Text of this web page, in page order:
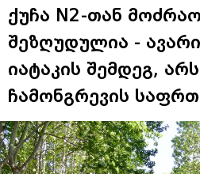
ქუჩა N2-თან
შეზღუდულია -
იატაკის შემდეგ,
ჩამონგრევის